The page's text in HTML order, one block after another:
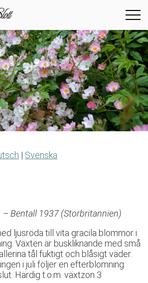
| Svenska
– Bentall 1937 (Storbritannien)
ljusröda till vita gracila blommor i
Växten är buskliknande med små
tål fuktigt och blåsigt väder.
i juli följer en efterblomning
Härdig t.o.m. växtzon 3